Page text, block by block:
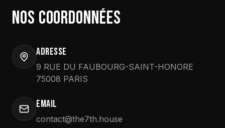
NOS COORDONNÉES
ADRESSE
9 RUE DU FAUBOURG-SAINT-HONORE
75008 PARIS
EMAIL
contact@the7th.house